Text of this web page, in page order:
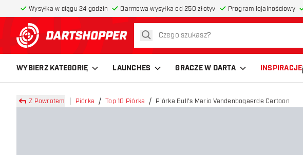
Wysyłka w ciągu 24 godzin Darmowa wysyłka od 250 złotyv Program lojalnościowy
powrót do strony głównej
szukaj
WYBIERZ KATEGORIĘ LAUNCHES GRACZE W DARTA INSPIRACJE
Z Powrotem Piórka Top 10 Piórka Piórka Bull's Mario Vandenbogaerde Cartoon